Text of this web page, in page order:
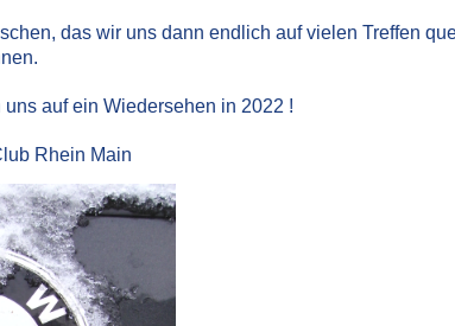
das wir uns dann endlich auf vielen Treffen
auf ein Wiedersehen in 2022 !
Rhein Main